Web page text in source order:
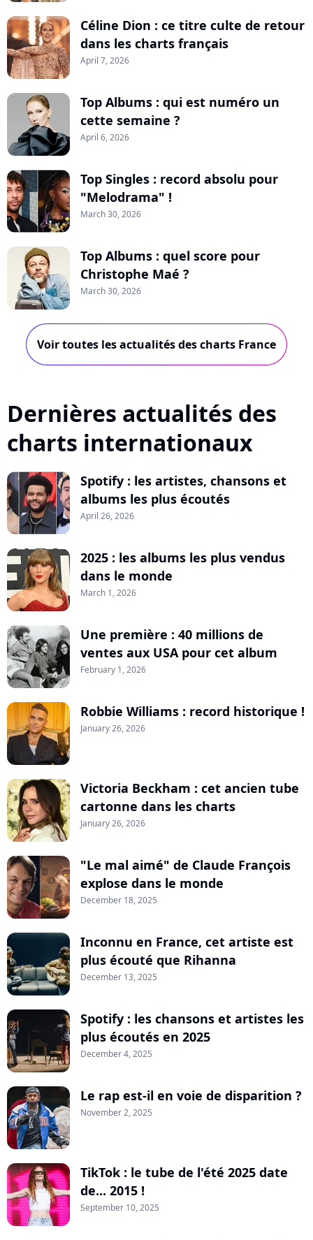
Céline Dion : ce titre culte de retour
dans les charts français
April 7, 2026
Top Albums : qui est numéro un
cette semaine ?
April 6, 2026
Top Singles : record absolu pour
"Melodrama" !
March 30, 2026
Top Albums : quel score pour
Christophe Maé ?
March 30, 2026
Voir toutes les actualités des charts France
Dernières actualités des
charts internationaux
Spotify : les artistes, chansons et
albums les plus écoutés
April 26, 2026
2025 : les albums les plus vendus
dans le monde
March 1, 2026
Une première : 40 millions de
ventes aux USA pour cet album
February 1, 2026
Robbie Williams : record historique !
January 26, 2026
Victoria Beckham : cet ancien tube
cartonne dans les charts
January 26, 2026
"Le mal aimé" de Claude François
explose dans le monde
December 18, 2025
Inconnu en France, cet artiste est
plus écouté que Rihanna
December 13, 2025
Spotify : les chansons et artistes les
plus écoutés en 2025
December 4, 2025
Le rap est-il en voie de disparition ?
November 2, 2025
TikTok : le tube de l'été 2025 date
de... 2015 !
September 10, 2025